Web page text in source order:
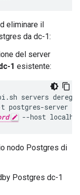
eliminare il
da dc-1:
del server
1 esistente:
servers
postgres-server
--host
nodo Postgres di
Postgres dc-1